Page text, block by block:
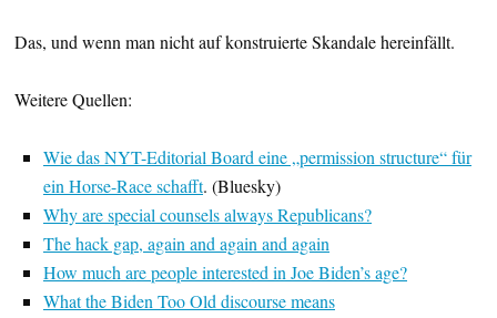
Das, und wenn man nicht auf konstruierte Skandale hereinfällt.
Weitere Quellen:
Wie das NYT-Editorial Board eine „permission structure“ für
ein Horse-Race schafft. (Bluesky)
Why are special counsels always Republicans?
The hack gap, again and again and again
How much are people interested in Joe Biden’s age?
What the Biden Too Old discourse means